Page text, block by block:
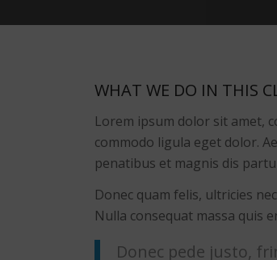
WHAT WE DO IN THIS
Lorem ipsum dolor sit amet,
commodo ligula eget dolor.
penatibus et magnis dis
Donec quam felis, ultricies
Nulla consequat massa quis
Donec pede justo,